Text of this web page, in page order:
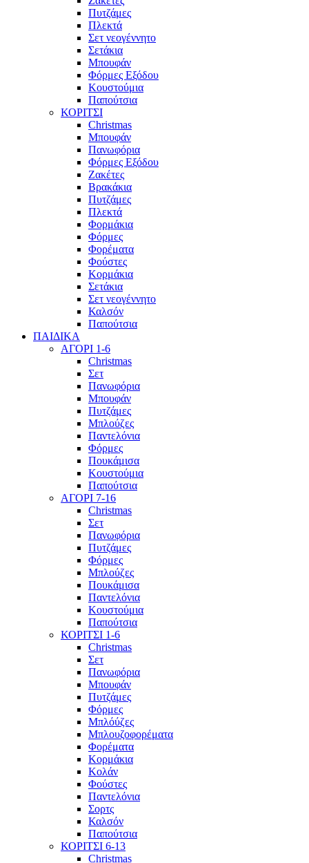
Πυτζάμες
Πλεκτά
Σετ νεογέννητο
Σετάκια
Μπουφάν
Φόρμες Εξόδου
Κουστούμια
Παπούτσια
ΚΟΡΙΤΣΙ
Christmas
Μπουφάν
Πανωφόρια
Φόρμες Εξόδου
Ζακέτες
Βρακάκια
Πυτζάμες
Πλεκτά
Φορμάκια
Φόρμες
Φορέματα
Φούστες
Κορμάκια
Σετάκια
Σετ νεογέννητο
Καλσόν
Παπούτσια
ΠΑΙΔΙΚΑ
ΑΓΟΡΙ 1-6
Christmas
Σετ
Πανωφόρια
Μπουφάν
Πυτζάμες
Μπλούζες
Παντελόνια
Φόρμες
Πουκάμισα
Κουστούμια
Παπούτσια
ΑΓΟΡΙ 7-16
Christmas
Σετ
Πανωφόρια
Πυτζάμες
Φόρμες
Μπλούζες
Πουκάμισα
Παντελόνια
Κουστούμια
Παπούτσια
ΚΟΡΙΤΣΙ 1-6
Christmas
Σετ
Πανωφόρια
Μπουφάν
Πυτζάμες
Φόρμες
Μπλόύζες
Μπλουζοφορέματα
Φορέματα
Κορμάκια
Κολάν
Φούστες
Παντελόνια
Σορτς
Καλσόν
Παπούτσια
ΚΟΡΙΤΣΙ 6-13
Christmas